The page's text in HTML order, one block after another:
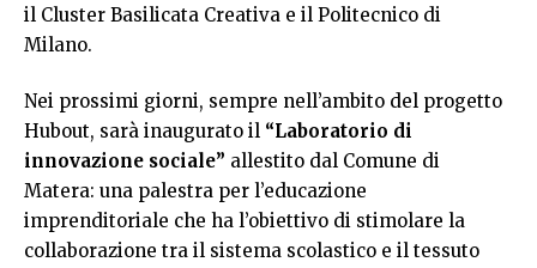
il Cluster Basilicata Creativa e il Politecnico di
Milano.
Nei prossimi giorni, sempre nell’ambito del progetto
Hubout, sarà inaugurato il “Laboratorio di
innovazione sociale” allestito dal Comune di
Matera: una palestra per l’educazione
imprenditoriale che ha l’obiettivo di stimolare la
collaborazione tra il sistema scolastico e il tessuto